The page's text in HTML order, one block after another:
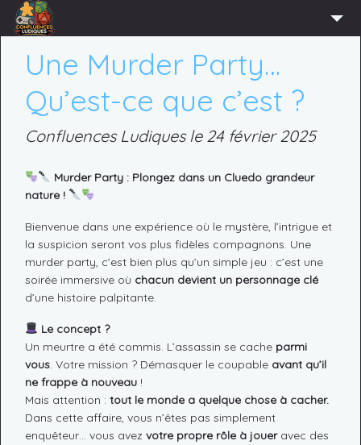
ADHÉRER
AGENDA
ACTUS
LUDOTHÈQUE
PARTENAIRES
PRESSE
CONNEXION
Une Murder Party…
Qu’est-ce que c’est ?
Confluences Ludiques le 24 février 2025
Murder Party : Plongez dans un Cluedo grandeur
nature !
Bienvenue dans une expérience où le mystère, l’intrigue et
la suspicion seront vos plus fidèles compagnons. Une
murder party, c’est bien plus qu’un simple jeu : c’est une
soirée immersive où chacun devient un personnage clé
d’une histoire palpitante.
Le concept ?
Un meurtre a été commis. L’assassin se cache parmi
vous. Votre mission ? Démasquer le coupable avant qu’il
ne frappe à nouveau !
Mais attention : tout le monde a quelque chose à cacher.
Dans cette affaire, vous n’êtes pas simplement
enquêteur… vous avez votre propre rôle à joueravec des